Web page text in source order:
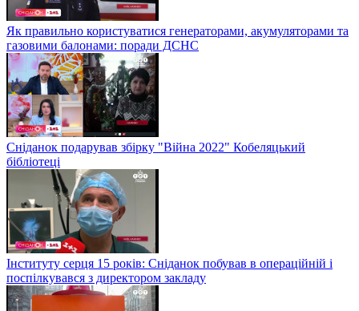
Як правильно користуватися генераторами, акумуляторами та
газовими балонами: поради ДСНС
Сніданок подарував збірку "Війна 2022" Кобеляцький
бібліотеці
Інституту серця 15 років: Сніданок побував в операційній і
поспілкувався з директором закладу